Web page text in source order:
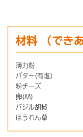
材料 （でき
薄力粉
バター(有塩)
粉チーズ
卵(M)
バジル胡椒
ほうれん草